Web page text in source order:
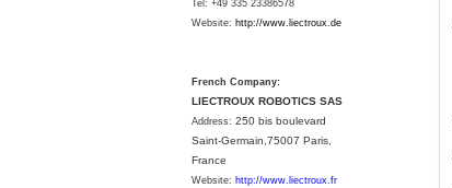
Tel: +49 335 23386578
Website: http://www.liectroux.de
French Company:
LIECTROUX ROBOTICS SAS
Address: 250 bis boulevard
Saint-Germain,75007 Paris,
France
Website: http://www.liectroux.fr